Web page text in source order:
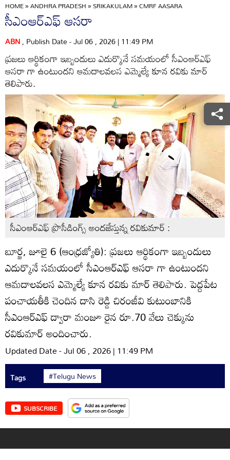
HOME»ANDHRA PRADESH»SRIKAKULAM»CMRF AASARA
సీఎంఆర్‌ఎఫ్‌ ఆసరా
ABN, Publish Date - Jul 06 , 2026 | 11:49 PM
ప్రజలు ఆర్థికంగా ఇబ్బందులు ఎదుర్కొనే సమయంలో సీఎంఆర్‌ఎఫ్‌
ఆసరా గా ఉంటుందని ఆమదాలవలస ఎమ్మెల్యే కూన రవికు మార్‌
తెలిపారు.
సీఎంఆర్‌ఎఫ్‌ ప్రొసీడింగ్స్‌ అందజేస్తున్న రవికుమార్‌ :
బూర్జ, జూలై 6 (ఆంధ్రజ్యోతి): ప్రజలు ఆర్థికంగా ఇబ్బందులు
ఎదుర్కొనే సమయంలో సీఎంఆర్‌ఎఫ్‌ ఆసరా గా ఉంటుందని
ఆమదాలవలస ఎమ్మెల్యే కూన రవికు మార్‌ తెలిపారు. పెద్దపేట
పంచాయతీకి చెందిన దాసి రెడ్డి చిరంజీవి కుటుంబానికి
సీఎంఆర్‌ఎఫ్‌ ద్వారా మంజూ రైన రూ.70 వేలు చెక్కును
రవికుమార్‌ అందించారు.
Updated Date - Jul 06 , 2026 | 11:49 PM
Tags #Telugu News
SUBSCRIBE